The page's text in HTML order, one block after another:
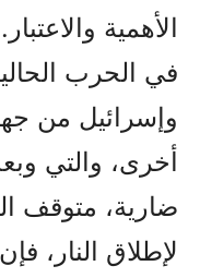
الأهمية والاعتبار.
في الحرب
وإسرائيل من
ضارية، متوقف
لإطلاق النار،